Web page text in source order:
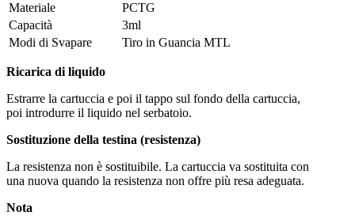
Materiale
PCTG
Capacità
3ml
Modi di Svapare
Tiro in Guancia MTL
Ricarica di liquido
Estrarre la cartuccia e poi il tappo sul fondo della cartuccia,
poi introdurre il liquido nel serbatoio.
Sostituzione della testina (resistenza)
La resistenza non è sostituibile. La cartuccia va sostituita con
una nuova quando la resistenza non offre più resa adeguata.
Nota